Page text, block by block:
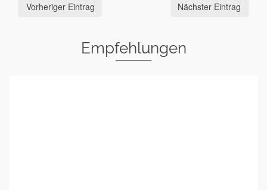
Vorheriger Eintrag Nächster Eintrag
Empfehlungen